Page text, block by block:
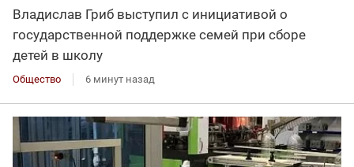
Владислав Гриб выступил с инициативой о
государственной поддержке семей при сборе
детей в школу
Общество 6 минут назад